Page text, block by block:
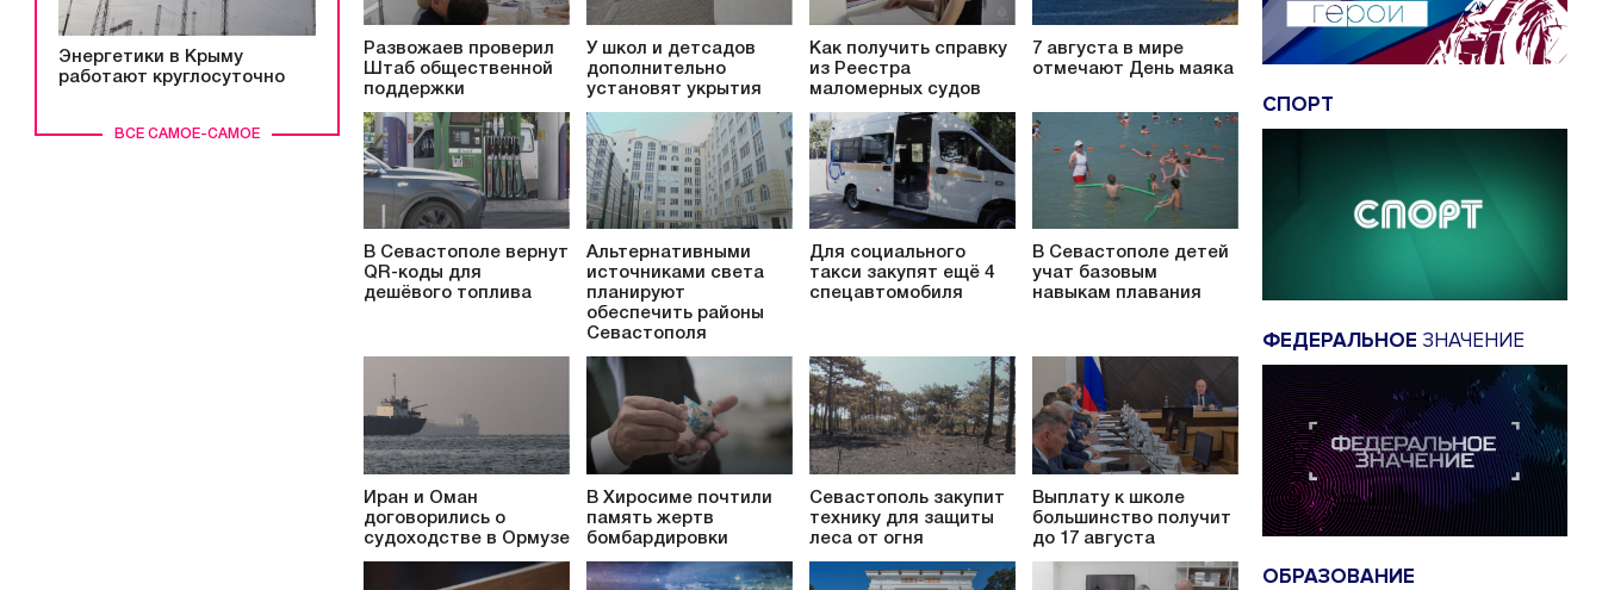
ВСЕ САМОЕ-САМОЕ
Энергетики в Крыму
работают круглосуточно
Развожаев проверил
Штаб общественной
поддержки
У школ и детсадов
дополнительно
установят укрытия
Как получить справку
из Реестра
маломерных судов
7 августа в мире
отмечают День маяка
В Севастополе вернут
QR-коды для
дешёвого топлива
Альтернативными
источниками света
планируют
обеспечить районы
Севастополя
Для социального
такси закупят ещё 4
спецавтомобиля
В Севастополе детей
учат базовым
навыкам плавания
Иран и Оман
договорились о
судоходстве в Ормузе
В Хиросиме почтили
память жертв
бомбардировки
Севастополь закупит
технику для защиты
леса от огня
Выплату к школе
большинство получит
до 17 августа
СПОРТ
ФЕДЕРАЛЬНОЕ ЗНАЧЕНИЕ
ОБРАЗОВАНИЕ